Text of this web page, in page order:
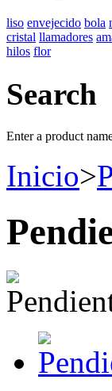
liso envejecido bola
cristal llamadores
hilos flor
Search
Enter a product
Inicio>